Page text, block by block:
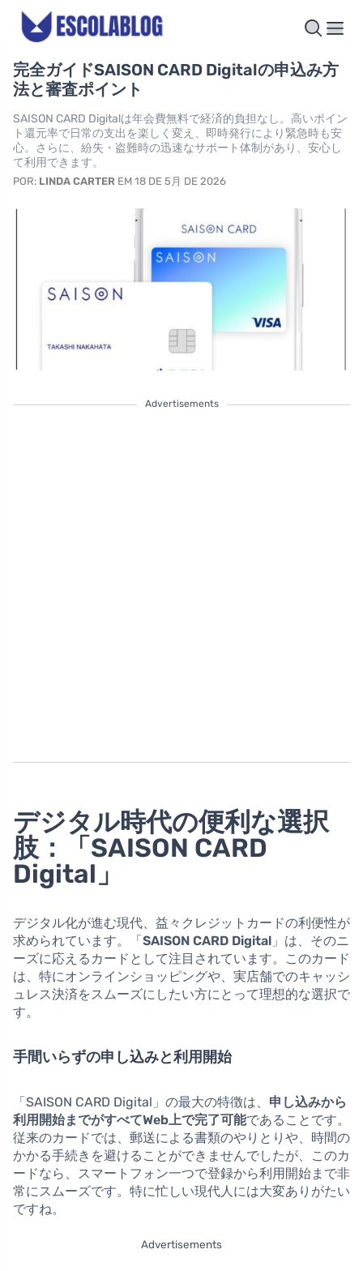
完全ガイドSAISON CARD Digitalの申込み方
法と審査ポイント
SAISON CARD Digitalは年会費無料で経済的負担なし。高いポイン
ト還元率で日常の支出を楽しく変え、即時発行により緊急時も安
心。さらに、紛失・盗難時の迅速なサポート体制があり、安心し
て利用できます。
POR: LINDA CARTER EM 18 DE 5月 DE 2026
Advertisements
デジタル時代の便利な選択
肢：「SAISON CARD
Digital」
デジタル化が進む現代、益々クレジットカードの利便性が
求められています。「 SAISON CARD Digital 」は、そのニ
ーズに応えるカードとして注目されています。このカード
は、特にオンラインショッピングや、実店舗でのキャッシ
ュレス決済をスムーズにしたい方にとって理想的な選択で
す。
手間いらずの申し込みと利用開始
「SAISON CARD Digital」の最大の特徴は、 申し込みから
利用開始までがすべてWeb上で完了可能であることです。
従来のカードでは、郵送による書類のやりとりや、時間の
かかる手続きを避けることができませんでしたが、このカ
ードなら、スマートフォン一つで登録から利用開始まで非
常にスムーズです。特に忙しい現代人には大変ありがたい
ですね。
Advertisements